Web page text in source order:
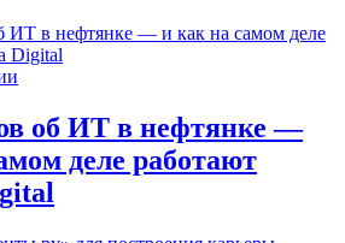
об ИТ в нефтянке —
деле работают